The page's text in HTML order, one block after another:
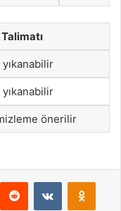
yıkanabilir
yıkanabilir
önerilir
Reddit VKontakte